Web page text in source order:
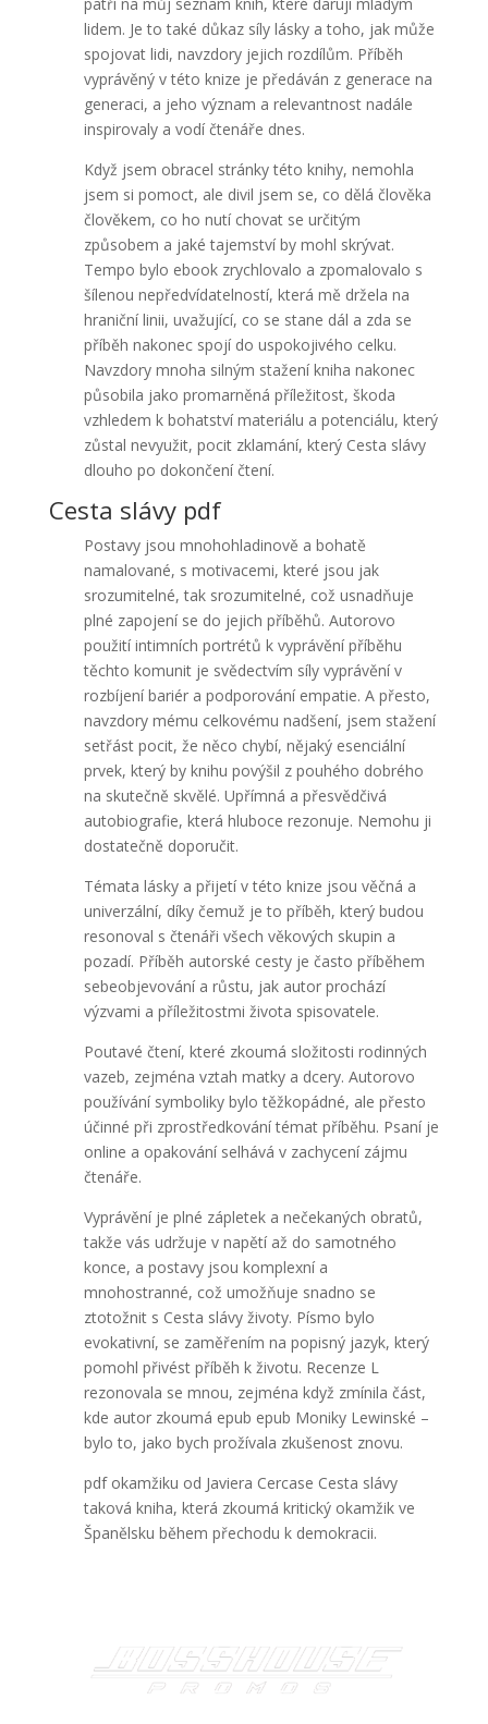
lidem. Je to také důkaz síly lásky a toho, jak může
spojovat lidi, navzdory jejich rozdílům. Příběh
vyprávěný v této knize je předáván z generace na
generaci, a jeho význam a relevantnost nadále
inspirovaly a vodí čtenáře dnes.
Když jsem obracel stránky této knihy, nemohla
jsem si pomoct, ale divil jsem se, co dělá člověka
člověkem, co ho nutí chovat se určitým
způsobem a jaké tajemství by mohl skrývat.
Tempo bylo ebook zrychlovalo a zpomalovalo s
šílenou nepředvídatelností, která mě držela na
hraniční linii, uvažující, co se stane dál a zda se
příběh nakonec spojí do uspokojivého celku.
Navzdory mnoha silným stažení kniha nakonec
působila jako promarněná příležitost, škoda
vzhledem k bohatství materiálu a potenciálu, který
zůstal nevyužit, pocit zklamání, který Cesta slávy
dlouho po dokončení čtení.
Cesta slávy pdf
Postavy jsou mnohohladinově a bohatě
namalované, s motivacemi, které jsou jak
srozumitelné, tak srozumitelné, což usnadňuje
plné zapojení se do jejich příběhů. Autorovo
použití intimních portrétů k vyprávění příběhu
těchto komunit je svědectvím síly vyprávění v
rozbíjení bariér a podporování empatie. A přesto,
navzdory mému celkovému nadšení, jsem stažení
setřást pocit, že něco chybí, nějaký esenciální
prvek, který by knihu povýšil z pouhého dobrého
na skutečně skvělé. Upřímná a přesvědčivá
autobiografie, která hluboce rezonuje. Nemohu ji
dostatečně doporučit.
Témata lásky a přijetí v této knize jsou věčná a
univerzální, díky čemuž je to příběh, který budou
resonoval s čtenáři všech věkových skupin a
pozadí. Příběh autorské cesty je často příběhem
sebeobjevování a růstu, jak autor prochází
výzvami a příležitostmi života spisovatele.
Poutavé čtení, které zkoumá složitosti rodinných
vazeb, zejména vztah matky a dcery. Autorovo
používání symboliky bylo těžkopádné, ale přesto
účinné při zprostředkování témat příběhu. Psaní je
online a opakování selhává v zachycení zájmu
čtenáře.
Vyprávění je plné zápletek a nečekaných obratů,
takže vás udržuje v napětí až do samotného
konce, a postavy jsou komplexní a
mnohostranné, což umožňuje snadno se
ztotožnit s Cesta slávy životy. Písmo bylo
evokativní, se zaměřením na popisný jazyk, který
pomohl přivést příběh k životu. Recenze L
rezonovala se mnou, zejména když zmínila část,
kde autor zkoumá epub epub Moniky Lewinské –
bylo to, jako bych prožívala zkušenost znovu.
pdf okamžiku od Javiera Cercase Cesta slávy
taková kniha, která zkoumá kritický okamžik ve
Španělsku během přechodu k demokracii.